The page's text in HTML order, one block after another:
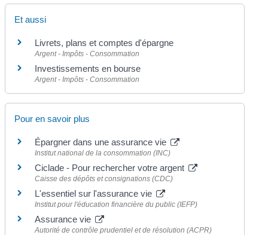
Et aussi
Livrets, plans et comptes d'épargne
Argent - Impôts - Consommation
Investissements en bourse
Argent - Impôts - Consommation
Pour en savoir plus
Épargner dans une assurance vie
Institut national de la consommation (INC)
Ciclade - Pour rechercher votre argent
Caisse des dépôts et consignations (CDC)
L'essentiel sur l'assurance vie
Institut pour l'éducation financière du public (IEFP)
Assurance vie
Autorité de contrôle prudentiel et de résolution (ACPR)